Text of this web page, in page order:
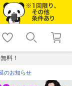
shopping_cart lock_outline
ログイン
料！
のお知らせ